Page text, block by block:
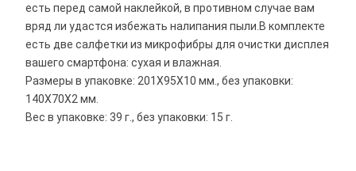
есть перед самой наклейкой, в противном случае вам
вряд ли удастся избежать налипания пыли.В комплекте
есть две салфетки из микрофибры для очистки дисплея
вашего смартфона: сухая и влажная.
Размеры в упаковке: 201X95X10 мм., без упаковки:
140X70X2 мм.
Вес в упаковке: 39 г., без упаковки: 15 г.